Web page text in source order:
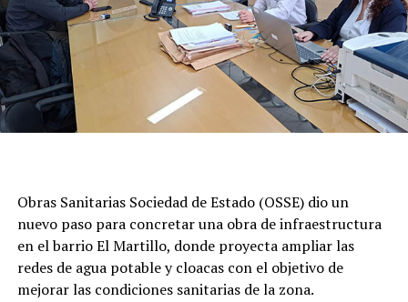
Obras Sanitarias Sociedad de Estado (OSSE) dio un
nuevo paso para concretar una obra de infraestructura
en el barrio El Martillo, donde proyecta ampliar las
redes de agua potable y cloacas con el objetivo de
mejorar las condiciones sanitarias de la zona.